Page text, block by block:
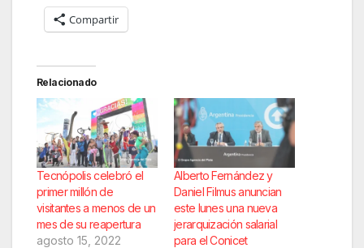
Compartir
Relacionado
Tecnópolis celebró el
primer millón de
visitantes a menos de un
mes de su reapertura
agosto 15, 2022
Alberto Fernández y
Daniel Filmus anuncian
este lunes una nueva
jerarquización salarial
para el Conicet